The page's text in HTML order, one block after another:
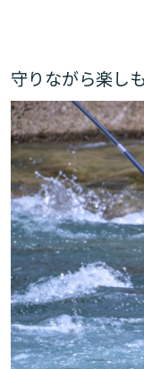
守りながら楽し